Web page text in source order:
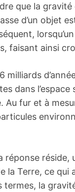
que la
d’un objet
faisant ainsi
dans
fur et à
réponse
la Terre, ce
termes, la